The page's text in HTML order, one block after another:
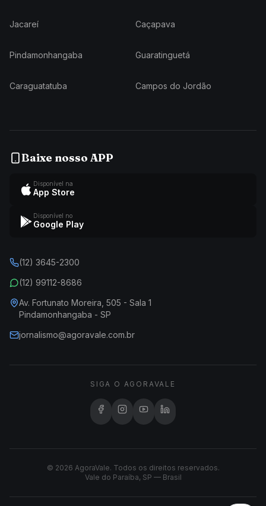
Jacareí Caçapava
Pindamonhangaba Guaratinguetá
Caraguatatuba Campos do Jordão
Baixe nosso APP
Disponível na
App Store
Disponível no
Google Play
(12) 3645-2300
(12) 99112-8686
Av. Fortunato Moreira, 505 - Sala 1
Pindamonhangaba - SP
jornalismo@agoravale.com.br
SIGA O AGORAVALE
© 2026 AgoraVale. Todos os direitos reservados.
Vale do Paraíba, SP — Brasil